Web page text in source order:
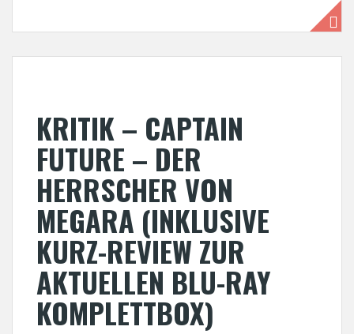
KRITIK – CAPTAIN
FUTURE – DER
HERRSCHER VON
MEGARA (INKLUSIVE
KURZ-REVIEW ZUR
AKTUELLEN BLU-RAY
KOMPLETTBOX)